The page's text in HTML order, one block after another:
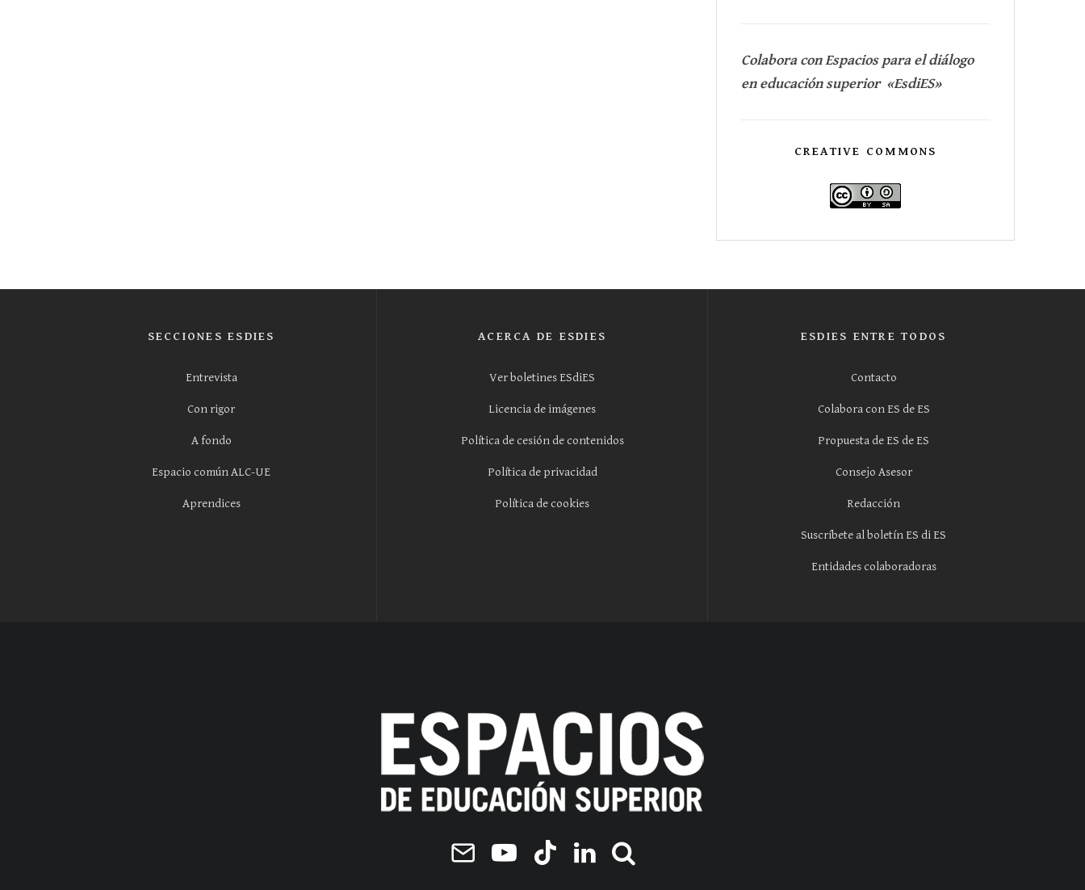
Colabora con Espacios para el diálogo
en educación superior «EsdiES»
CREATIVE COMMONS
SECCIONES ESDIES
Entrevista
Con rigor
A fondo
Espacio común ALC-UE
Aprendices
ACERCA DE ESDIES
Ver boletines ESdiES
Licencia de imágenes
Política de cesión de contenidos
Política de privacidad
Política de cookies
ESDIES ENTRE TODOS
Contacto
Colabora con ES de ES
Propuesta de ES de ES
Consejo Asesor
Redacción
Suscríbete al boletín ES di ES
Entidades colaboradoras